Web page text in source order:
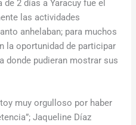
2 días a Yaracuy fue el
las actividades
anhelaban; para muchos
la oportunidad de participar
donde pudieran mostrar sus
muy orgulloso por haber
Jaqueline Díaz